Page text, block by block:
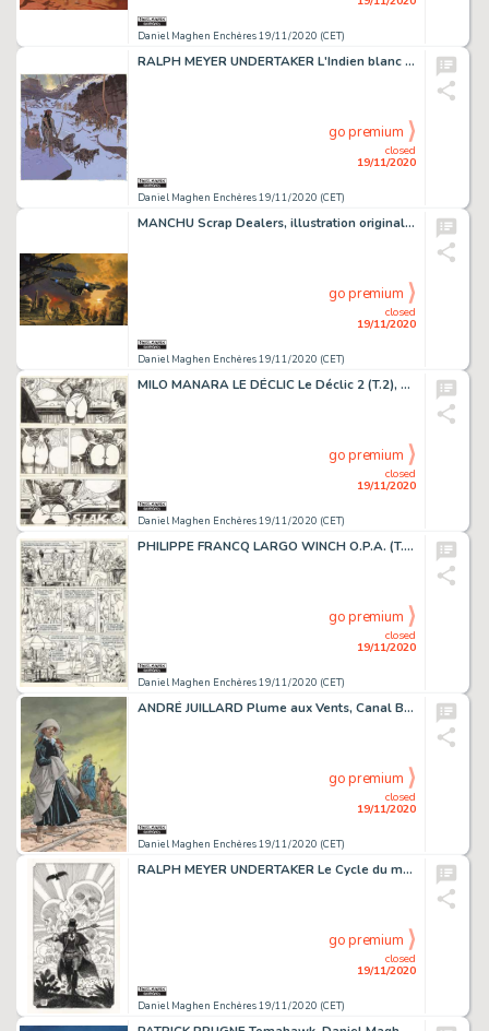
Daniel Maghen Enchères 19/11/2020 (CET)
RALPH MEYER UNDERTAKER L'Indien blanc (T.5), Dargaud 2020 Couverture originale pour...
Daniel Maghen Enchères 19/11/2020 (CET)
closed
19/11/2020
go premium
MANCHU Scrap Dealers, illustration originale réalisée en 2020. Signée. Acrylique...
Daniel Maghen Enchères 19/11/2020 (CET)
closed
19/11/2020
go premium
MILO MANARA LE DÉCLIC Le Déclic 2 (T.2), Albin Michel 1991 Planche originale n° 31,...
Daniel Maghen Enchères 19/11/2020 (CET)
closed
19/11/2020
go premium
PHILIPPE FRANCQ LARGO WINCH O.P.A. (T.3), Dupuis 1992 Planche originale n° 14. Signée....
Daniel Maghen Enchères 19/11/2020 (CET)
closed
19/11/2020
go premium
ANDRÉ JUILLARD Plume aux Vents, Canal BD 2002 Couverture originale du tirage de tête...
Daniel Maghen Enchères 19/11/2020 (CET)
closed
19/11/2020
go premium
RALPH MEYER UNDERTAKER Le Cycle du mangeur d'or (Intégral T.1), Bruno Graff 2016...
Daniel Maghen Enchères 19/11/2020 (CET)
closed
19/11/2020
go premium